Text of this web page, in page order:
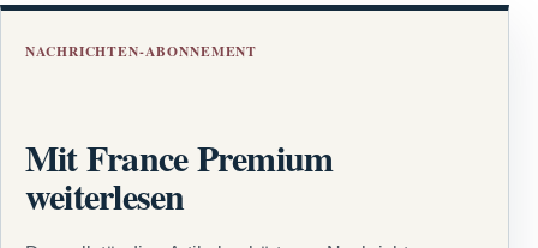
NACHRICHTEN-ABONNEMENT
Mit France Premium
weiterlesen